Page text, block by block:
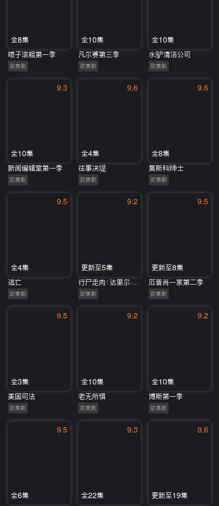
全8集
喷子滚粗第一季
欧美剧
全10集
凡尔赛第三季
欧美剧
全10集
水驴清洁公司
欧美剧
9.3
全10集
新闻编辑室第一季
欧美剧
9.6
全4集
往事决堤
欧美剧
9.6
全8集
莫斯科绅士
欧美剧
9.5
全4集
逃亡
欧美剧
9.2
更新至5集
欧美剧
9.5
更新至8集
厄普肖一家第二季
欧美剧
9.5
全3集
美国司法
欧美剧
9.2
全10集
老无所惧
欧美剧
9.2
全10集
博斯第一季
欧美剧
9.5
全6集
9.3
全22集
9.6
更新至19集